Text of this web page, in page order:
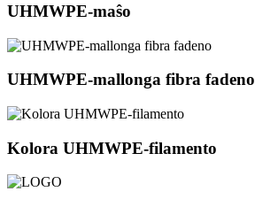
UHMWPE-maŝo
UHMWPE-mallonga fibra fadeno
Kolora UHMWPE-filamento